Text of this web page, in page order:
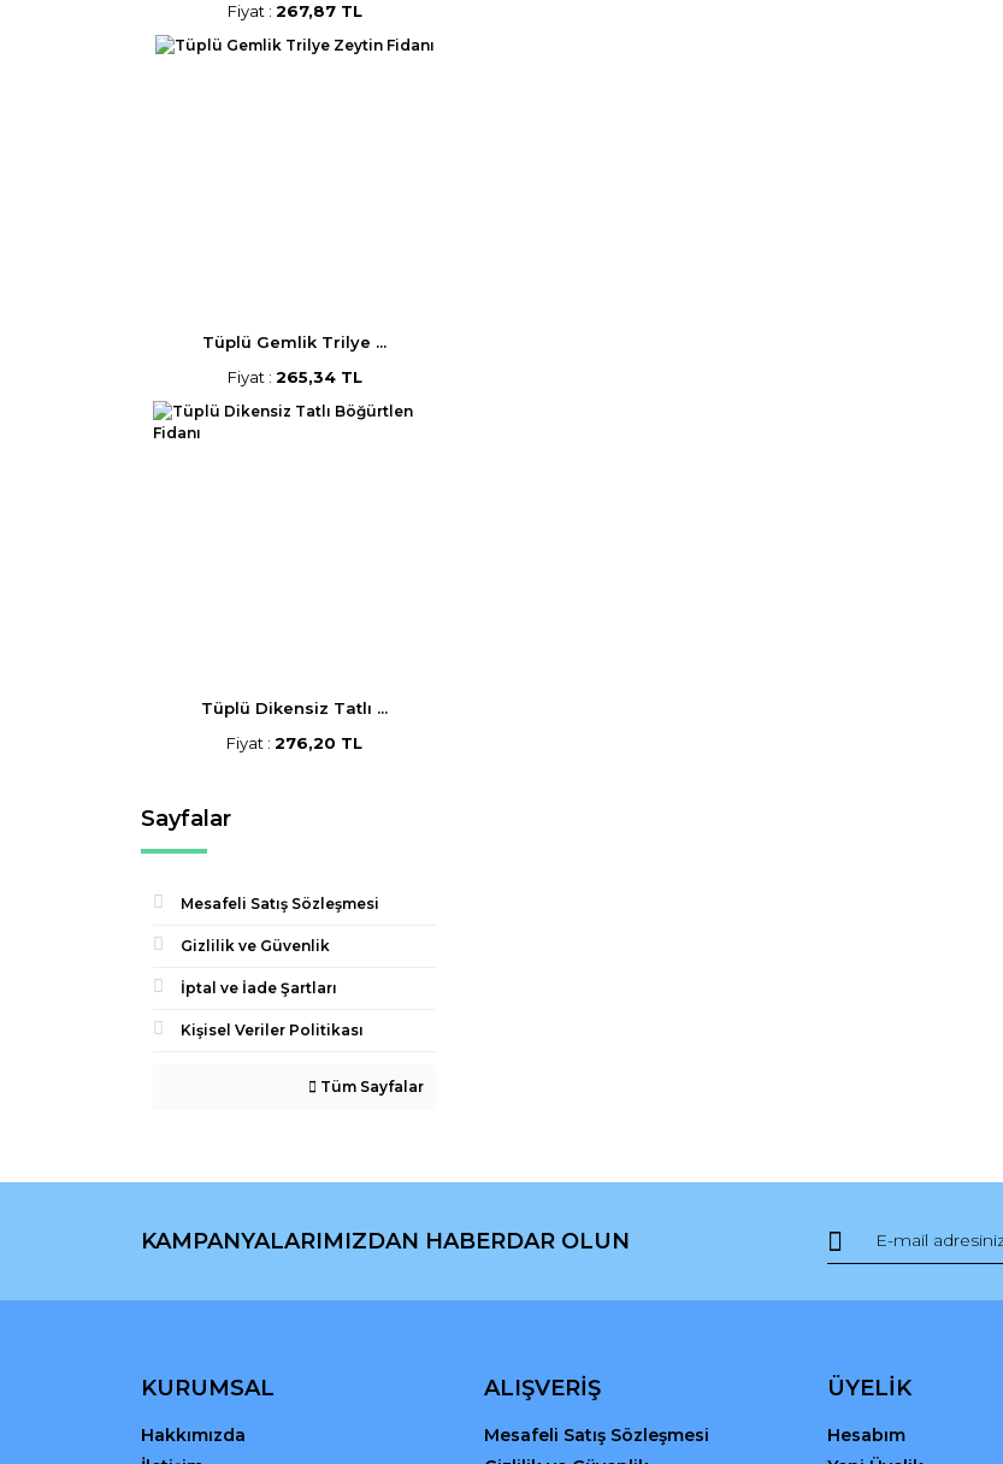
Fiyat : 267,87 TL
Tüplü Gemlik Trilye ...
Fiyat : 265,34 TL
Tüplü Dikensiz Tatlı ...
Fiyat : 276,20 TL
Sayfalar
Mesafeli Satış Sözleşmesi
Gizlilik ve Güvenlik
İptal ve İade Şartları
Kişisel Veriler Politikası
Tüm Sayfalar
KAMPANYALARIMIZDAN HABERDAR OLUN
KURUMSAL
Hakkımızda
ALIŞVERİŞ
Mesafeli Satış Sözleşmesi
ÜYELİK
Hesabım